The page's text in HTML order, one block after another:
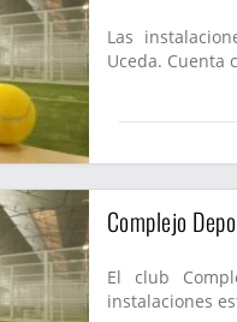
Las
Uceda. Cuenta
Complejo
El club
instalaciones